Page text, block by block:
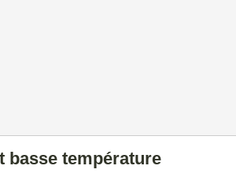
basse température